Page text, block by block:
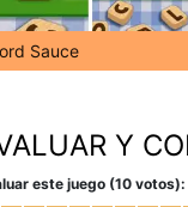
Sauce
Y
este juego (10 votos):